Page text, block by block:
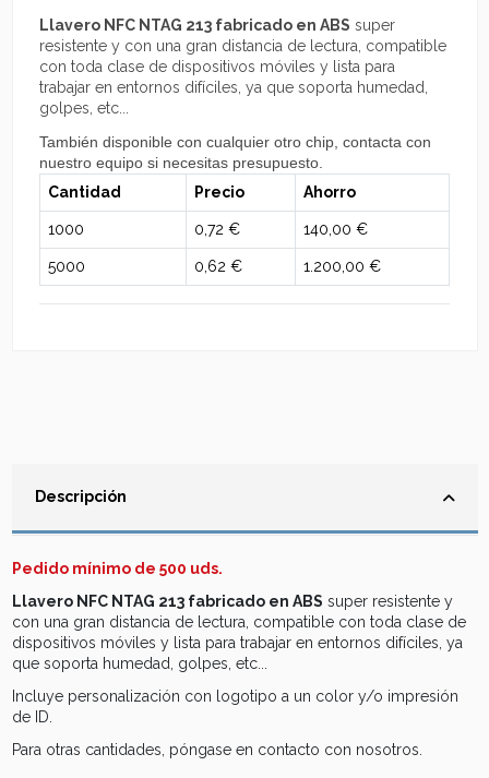
Llavero NFC NTAG 213 fabricado en ABS super
resistente y con una gran distancia de lectura, compatible
con toda clase de dispositivos móviles y lista para
trabajar en entornos difíciles, ya que soporta humedad,
golpes, etc...
También disponible con cualquier otro chip, contacta con
nuestro equipo si necesitas presupuesto.
Cantidad
Precio Ahorro
1000 0,72 € 140,00 €
5000 0,62 € 1.200,00 €
Descripción
Pedido mínimo de 500 uds.
Llavero NFC NTAG 213 fabricado en ABS super resistente y
con una gran distancia de lectura, compatible con toda clase de
dispositivos móviles y lista para trabajar en entornos difíciles, ya
que soporta humedad, golpes, etc...
Incluye personalización con logotipo a un color y/o impresión
de ID.
Para otras cantidades, póngase en contacto con nosotros.